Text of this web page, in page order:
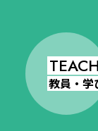
教員・学